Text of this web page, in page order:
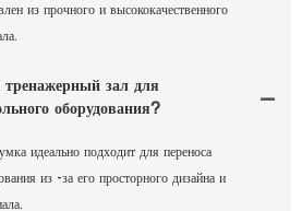
из прочного и высококачественного
тренажерный зал для
оборудования?
идеально подходит для переноса
из -за его просторного дизайна и